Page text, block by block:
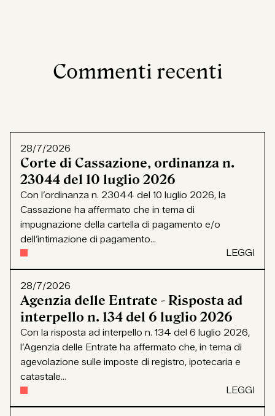
Commenti recenti
28/7/2026
Corte di Cassazione, ordinanza n.
23044 del 10 luglio 2026
Con l’ordinanza n. 23044 del 10 luglio 2026, la
Cassazione ha affermato che in tema di
impugnazione della cartella di pagamento e/o
dell’intimazione di pagamento...
LEGGI
28/7/2026
Agenzia delle Entrate - Risposta ad
interpello n. 134 del 6 luglio 2026
Con la risposta ad interpello n. 134 del 6 luglio 2026,
l’Agenzia delle Entrate ha affermato che, in tema di
agevolazione sulle imposte di registro, ipotecaria e
catastale...
LEGGI